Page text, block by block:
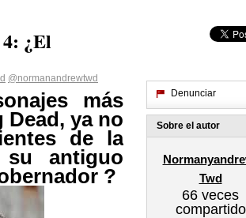
¿El
@normanandrewtwd
más
Dead, ya no
de la
su antiguo
?
Denunciar
Sobre el autor
Twd
66 veces
compartido